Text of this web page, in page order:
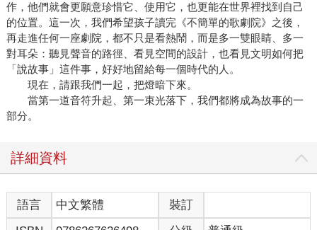
作，他們就會更願意珍惜它、使用它，也更能在世界裡找到自己
的位置。這一次，我們希望孩子讀完《不簡單的歌劇院》之後，
再走進任何一座劇院，都不只是看熱鬧，而是多一雙眼睛、多一
對耳朵：聽見聲音的路徑、看見空間的設計，也看見文明如何把
「說故事」這件事，好好地留給每一個時代的人。
現在，請跟我們一起，把燈暗下來。
當第一道音符升起、第一束光落下，我們都將成為故事的一
部分。
詳細資料
語言 中文繁體
裝訂